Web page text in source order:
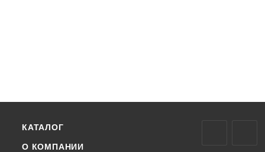
КАТАЛОГ
О КОМПАНИИ